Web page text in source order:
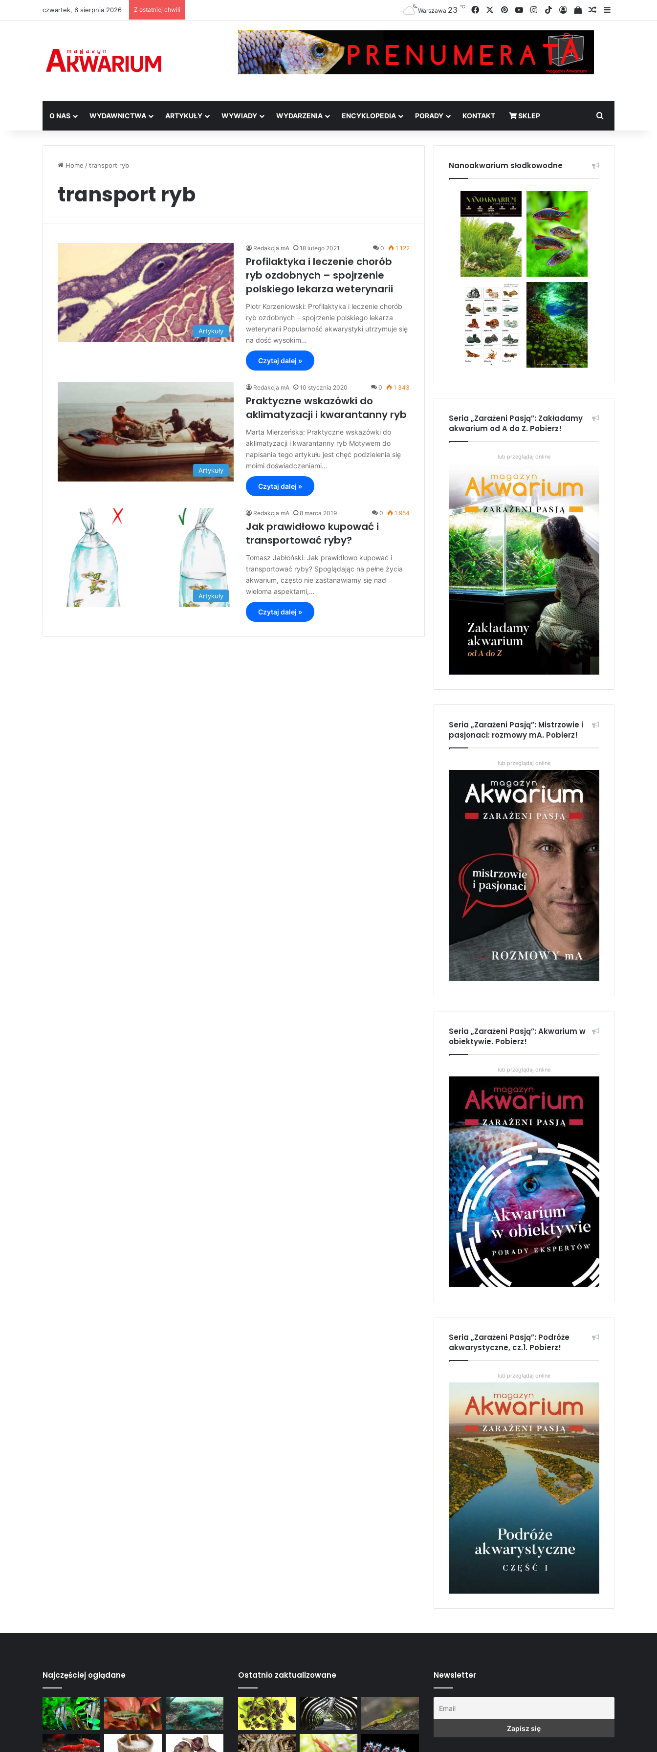
czwartek, 6 sierpnia 2026 Z ostatniej chwili Warszawa 23 ℃ FacebookPinterestYouTubeInstagram
TikTokZalogujSprawdź swój
Losowy artykuł
Sidebar
O NAS WYDAWNICTWA ARTYKUŁY WYWIADY WYDARZENIA ENCYKLOPEDIA PORADY KONTAKT SKLEP Szukaj
Home /transport ryb
transport ryb
Artykuły
Redakcja mA 18 lutego 2021 0 1 122
Profilaktyka i leczenie chorób
ryb ozdobnych – spojrzenie
polskiego lekarza weterynarii
Piotr Korzeniowski: Profilaktyka i leczenie chorób
ryb ozdobnych – spojrzenie polskiego lekarza
weterynarii Popularność akwarystyki utrzymuje się
na dość wysokim…
Czytaj dalej »
Artykuły
Redakcja mA 10 stycznia 2020 0 1 343
Praktyczne wskazówki do
aklimatyzacji i kwarantanny ryb
Marta Mierzeńska: Praktyczne wskazówki do
aklimatyzacji i kwarantanny ryb Motywem do
napisania tego artykułu jest chęć podzielenia się
moimi doświadczeniami…
Czytaj dalej »
Artykuły
Redakcja mA 8 marca 2019 0 1 954
Jak prawidłowo kupować i
transportować ryby?
Tomasz Jabłoński: Jak prawidłowo kupować i
transportować ryby? Spoglądając na pełne życia
akwarium, często nie zastanawiamy się nad
wieloma aspektami,…
Czytaj dalej »
Nanoakwarium słodkowodne
Seria „Zarażeni Pasją”: Zakładamy
akwarium od A do Z. Pobierz!
lub przeglądaj online
Seria „Zarażeni Pasją”: Mistrzowie i
pasjonaci: rozmowy mA. Pobierz!
lub przeglądaj online
Seria „Zarażeni Pasją”: Akwarium w
obiektywie. Pobierz!
lub przeglądaj online
Seria „Zarażeni Pasją”: Podróże
akwarystyczne, cz.1. Pobierz!
lub przeglądaj online
Najczęściej oglądane Ostatnio zaktualizowane Newsletter